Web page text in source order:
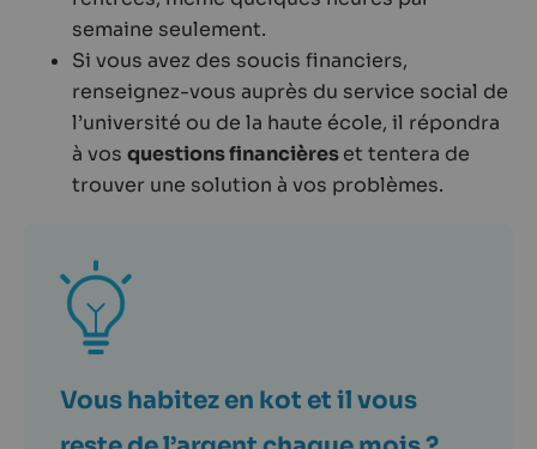
semaine seulement.
Si vous avez des soucis financiers,
renseignez-vous auprès du service social de
l’université ou de la haute école, il répondra
à vos questions financièreset tentera de
trouver une solution à vos problèmes.
Vous habitez en kot et il vous